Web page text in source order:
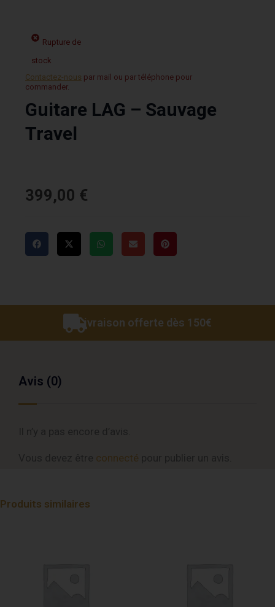
Rupture de
stock
Contactez-nous par mail ou par téléphone pour
commander.
Guitare LAG – Sauvage
Travel
399,00 €
Livraison offerte dès 150€
Avis (0)
connecté
Produits similaires